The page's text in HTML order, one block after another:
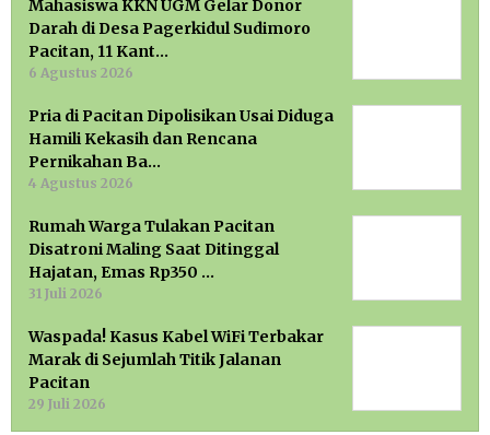
Mahasiswa KKN UGM Gelar Donor
Darah di Desa Pagerkidul Sudimoro
Pacitan, 11 Kant…
6 Agustus 2026
Pria di Pacitan Dipolisikan Usai Diduga
Hamili Kekasih dan Rencana
Pernikahan Ba…
4 Agustus 2026
Rumah Warga Tulakan Pacitan
Disatroni Maling Saat Ditinggal
Hajatan, Emas Rp350 …
31 Juli 2026
Waspada! Kasus Kabel WiFi Terbakar
Marak di Sejumlah Titik Jalanan
Pacitan
29 Juli 2026